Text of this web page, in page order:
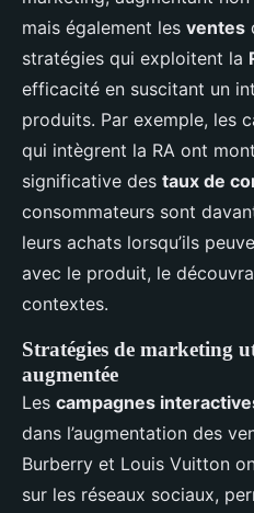
mais également les ventes
stratégies qui exploitent la
efficacité en suscitant un
produits. Par exemple, les
qui intègrent la RA ont
significative des taux de
consommateurs sont
leurs achats lorsqu’ils
avec le produit, le
contextes.
Stratégies de marketing
augmentée
Les campagnes
dans l’augmentation des
Burberry et Louis Vuitton
sur les réseaux sociaux,